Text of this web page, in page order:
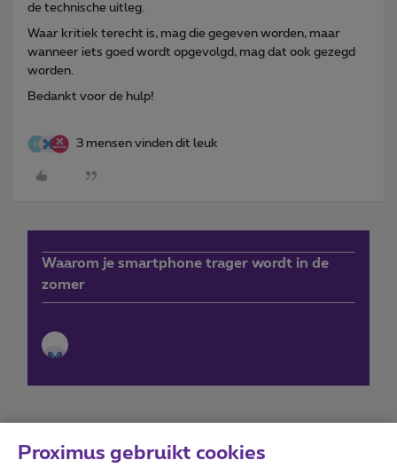
de technische uitleg.
Waar kritiek terecht is, mag die gegeven worden, maar
wanneer iets goed wordt opgevolgd, mag dat ook gezegd
worden.
Bedankt voor de hulp!
3 mensen vinden dit leuk
Waarom je smartphone trager wordt in de
zomer
Proximus gebruikt cookies